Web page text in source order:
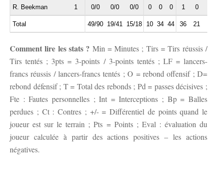
R. Beekman 1 0/0 0/0 0/0 0 0 0 1 0
Total 49/90 19/41 15/18 10 34 44 36 21
Comment lire les stats ? Min = Minutes ; Tirs = Tirs réussis /
Tirs tentés ; 3pts = 3-points / 3-points tentés ; LF = lancers-
francs réussis / lancers-francs tentés ; O = rebond offensif ; D=
rebond défensif ; T = Total des rebonds ; Pd = passes décisives ;
Fte : Fautes personnelles ; Int = Interceptions ; Bp = Balles
perdues ; Ct : Contres ; +/- = Différentiel de points quand le
joueur est sur le terrain ; Pts = Points ; Eval : évaluation du
joueur calculée à partir des actions positives – les actions
négatives.